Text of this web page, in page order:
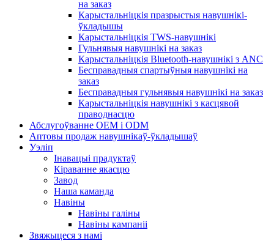
на заказ
Карыстальніцкія празрыстыя навушнікі-
ўкладышы
Карыстальніцкія TWS-навушнікі
Гульнявыя навушнікі на заказ
Карыстальніцкія Bluetooth-навушнікі з ANC
Бесправадныя спартыўныя навушнікі на
заказ
Бесправадныя гульнявыя навушнікі на заказ
Карыстальніцкія навушнікі з касцявой
праводнасцю
Абслугоўванне OEM і ODM
Аптовы продаж навушнікаў-ўкладышаў
Уэліп
Інавацыі прадуктаў
Кіраванне якасцю
Завод
Наша каманда
Навіны
Навіны галіны
Навіны кампаніі
Звяжыцеся з намі